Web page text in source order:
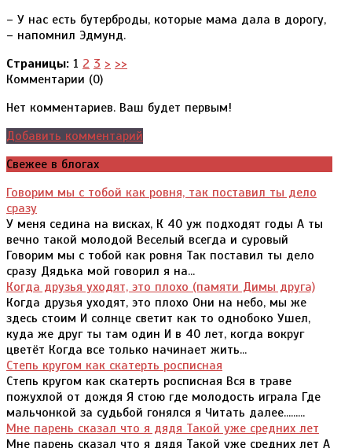
– У нас есть бутерброды, которые мама дала в дорогу,
– напомнил Эдмунд.
Страницы: 1 2 3 > >>
Комментарии (0)
Нет комментариев. Ваш будет первым!
Добавить комментарий
Свежее в блогах
Говорим мы с тобой как ровня, так поставил ты дело
сразу
У меня седина на висках, К 40 уж подходят годы А ты
вечно такой молодой Веселый всегда и суровый
Говорим мы с тобой как ровня Так поставил ты дело
сразу Дядька мой говорил я на...
Когда друзья уходят, это плохо (памяти Димы друга)
Когда друзья уходят, это плохо Они на небо, мы же
здесь стоим И солнце светит как то однобоко Ушел,
куда же друг ты там один И в 40 лет, когда вокруг
цветёт Когда все только начинает жить...
Степь кругом как скатерть росписная
Степь кругом как скатерть росписная Вся в траве
пожухлой от дождя Я стою где молодость играла Где
мальчонкой за судьбой гонялся я Читать далее.........
Мне парень сказал что я дядя Такой уже средних лет
Мне парень сказал что я дядя Такой уже средних лет А